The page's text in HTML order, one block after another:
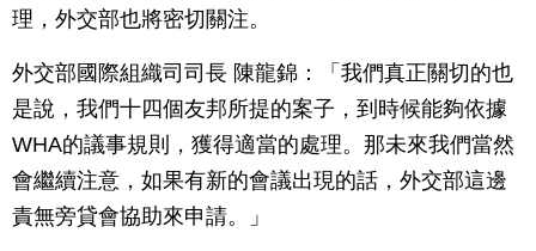
理，外交部也將密切關注。
外交部國際組織司司長 陳龍錦：「我們真正關切的也
是說，我們十四個友邦所提的案子，到時候能夠依據
WHA的議事規則，獲得適當的處理。那未來我們當然
會繼續注意，如果有新的會議出現的話，外交部這邊
責無旁貸會協助來申請。」